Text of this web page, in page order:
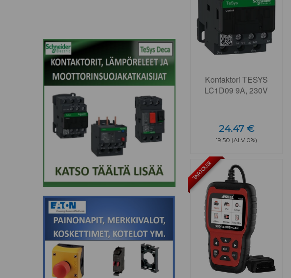
Kontaktori TESYS
LC1D09 9A, 230V
24.47 €
19.50 (ALV 0%)
TARJOUS!